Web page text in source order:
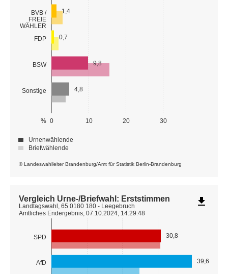
BVB /
FREIE
WÄHLER
FDP
BSW
Sonstige
0 10 20 30
%
1,4
0,7
9,8
4,8
© Landeswahlleiter Brandenburg/Amt für Statistik Berlin-Brandenburg
Urnenwählende
Briefwählende
SPD
AfD
30,8
39,6
Vergleich Urne-/Briefwahl: Erststimmen
Landtagswahl, 65 0180 180 - Leegebruch
Amtliches Endergebnis, 07.10.2024, 14:29:48
file_download